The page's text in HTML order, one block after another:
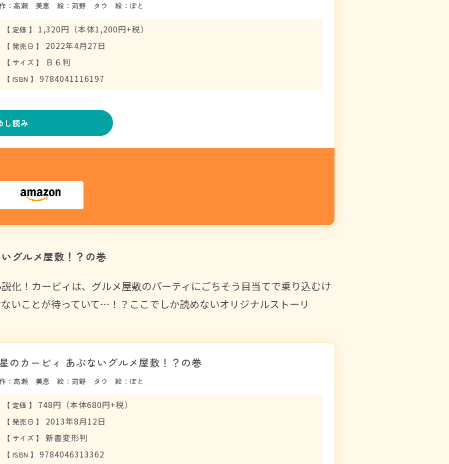
：高瀬 美恵 絵：苅野 タウ 絵：ぽと
【 定価 】 1,320円（本体1,200円+税）
【 発売日 】 2022年4月27日
【 サイズ 】 Ｂ６判
【 ISBN 】 9784041116197
し読み
グルメ屋敷！？の巻
化！カービィは、グルメ屋敷のパーティにごちそう目当てで乗り込むけ
いことが待っていて…！？ここでしか読めないオリジナルストーリ
星のカービィ あぶないグルメ屋敷！？の巻
：高瀬 美恵 絵：苅野 タウ 絵：ぽと
【 定価 】 748円（本体680円+税）
【 発売日 】 2013年8月12日
【 サイズ 】 新書変形判
【 ISBN 】 9784046313362